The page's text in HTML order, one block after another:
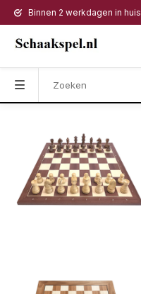
Binnen 2 werkdagen in huis